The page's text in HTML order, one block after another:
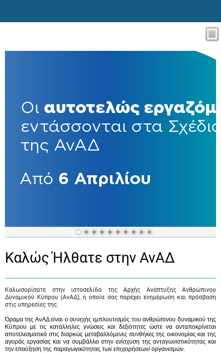
Καλώς Ήλθατε στην ΑνΑΔ
Καλωσορίσατε στην ιστοσελίδα της Αρχής Ανάπτυξης Ανθρώπινου
Δυναμικού Κύπρου (ΑνΑΔ), η οποία σας παρέχει ενημέρωση και πρόσβαση
στις υπηρεσίες της.
Όραμα της ΑνΑΔ είναι ο συνεχής εμπλουτισμός του ανθρώπινου δυναμικού της
Κύπρου με τις κατάλληλες γνώσεις και δεξιότητες ώστε να ανταποκρίνεται
αποτελεσματικά στις διαρκώς μεταβαλλόμενες συνθήκες της οικονομίας και της
αγοράς εργασίας και να συμβάλλει στην ενίσχυση της ανταγωνιστικότητας και
την επαύξηση της παραγωγικότητας των επιχειρήσεων/ οργανισμών.